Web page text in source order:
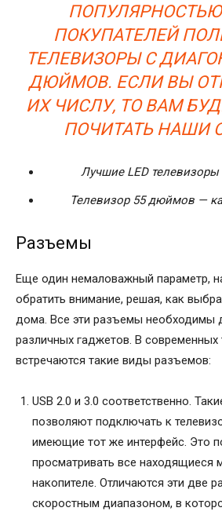
ПОКУПАТЕЛЕЙ
ТЕЛЕВИЗОРЫ С
ДЮЙМОВ. ЕСЛИ ВЫ
ИХ ЧИСЛУ, ТО ВАМ
ПОЧИТАТЬ НАШИ
Лучшие LED
Телевизор 55 дюймов —
Разъемы
Еще один немаловажный параметр,
обратить внимание, решая, как
дома. Все эти разъемы необходимы
различных гаджетов. В современных
встречаются такие виды разъемов:
USB 2.0 и 3.0 соответственно.
позволяют подключать к
имеющие тот же интерфейс. Это
просматривать все находящиеся
накопителе. Отличаются эти две
скоростным диапазоном, в